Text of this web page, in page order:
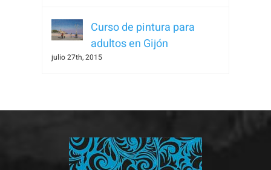
Curso de pintura para
adultos en Gijón
julio 27th, 2015
rechaza estas
cookies,